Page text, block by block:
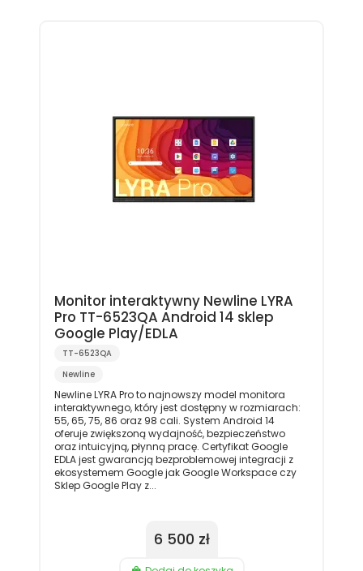
Monitor interaktywny Newline LYRA
Pro TT-6523QA Android 14 sklep
Google Play/EDLA
TT-6523QA
Newline
Newline LYRA Pro to najnowszy model monitora
interaktywnego, który jest dostępny w rozmiarach:
55, 65, 75, 86 oraz 98 cali. System Android 14
oferuje zwiększoną wydajność, bezpieczeństwo
oraz intuicyjną, płynną pracę. Certyfikat Google
EDLA jest gwarancją bezproblemowej integracji z
ekosystemem Google jak Google Workspace czy
Sklep Google Play z...
6 500 zł